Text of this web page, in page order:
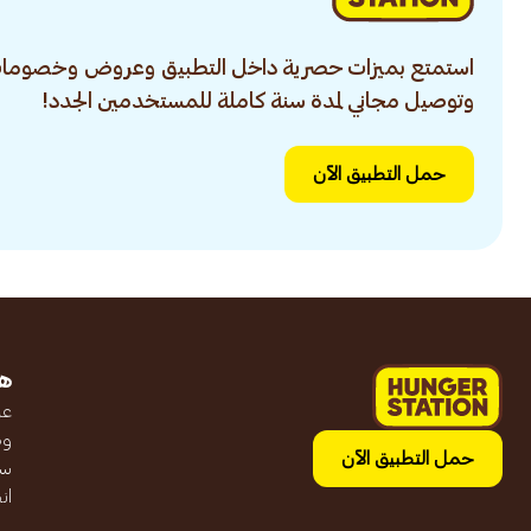
استمتع بميزات حصرية داخل التطبيق وعروض
وتوصيل مجاني لمدة سنة كاملة للمستخدمين الجدد!
حمل التطبيق الآن
حمل التطبيق الآن